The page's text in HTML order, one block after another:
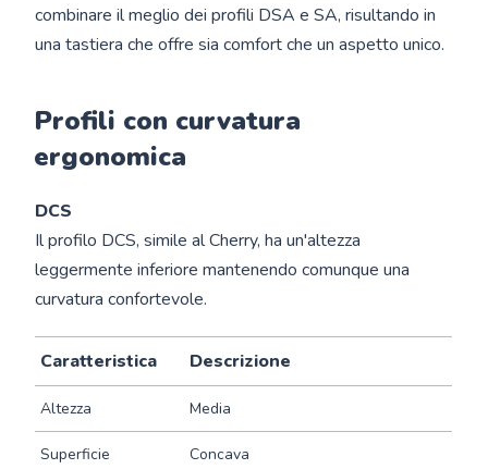
combinare il meglio dei profili DSA e SA, risultando in
una tastiera che offre sia comfort che un aspetto unico.
Profili con curvatura
ergonomica
DCS
Il profilo DCS, simile al Cherry, ha un'altezza
leggermente inferiore mantenendo comunque una
curvatura confortevole.
Caratteristica Descrizione
Altezza Media
Superficie Concava